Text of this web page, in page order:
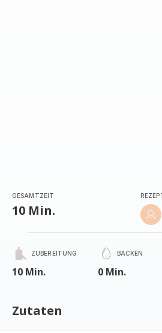
GESAMTZEIT
10 Min.
ZUBEREITUNG
10 Min.
BACKEN
0 Min.
Zutaten